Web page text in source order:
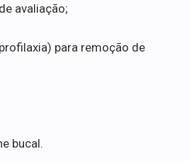
avaliação;
para remoção de
bucal.